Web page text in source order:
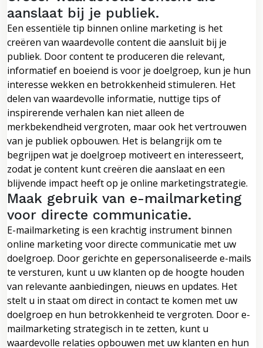
aanslaat bij je publiek.
Een essentiële tip binnen online marketing is het
creëren van waardevolle content die aansluit bij je
publiek. Door content te produceren die relevant,
informatief en boeiend is voor je doelgroep, kun je hun
interesse wekken en betrokkenheid stimuleren. Het
delen van waardevolle informatie, nuttige tips of
inspirerende verhalen kan niet alleen de
merkbekendheid vergroten, maar ook het vertrouwen
van je publiek opbouwen. Het is belangrijk om te
begrijpen wat je doelgroep motiveert en interesseert,
zodat je content kunt creëren die aanslaat en een
blijvende impact heeft op je online marketingstrategie.
Maak gebruik van e-mailmarketing
voor directe communicatie.
E-mailmarketing is een krachtig instrument binnen
online marketing voor directe communicatie met uw
doelgroep. Door gerichte en gepersonaliseerde e-mails
te versturen, kunt u uw klanten op de hoogte houden
van relevante aanbiedingen, nieuws en updates. Het
stelt u in staat om direct in contact te komen met uw
doelgroep en hun betrokkenheid te vergroten. Door e-
mailmarketing strategisch in te zetten, kunt u
waardevolle relaties opbouwen met uw klanten en hun